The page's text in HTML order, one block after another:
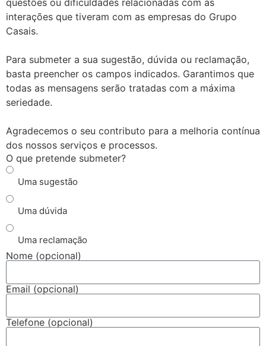
interações que tiveram com as empresas do Grupo
Casais.
Para submeter a sua sugestão, dúvida ou reclamação,
basta preencher os campos indicados. Garantimos que
todas as mensagens serão tratadas com a máxima
seriedade.
Agradecemos o seu contributo para a melhoria contínua
dos nossos serviços e processos.
O que pretende submeter?
Uma sugestão
Uma dúvida
Uma reclamação
Nome (opcional)
Email (opcional)
Telefone (opcional)